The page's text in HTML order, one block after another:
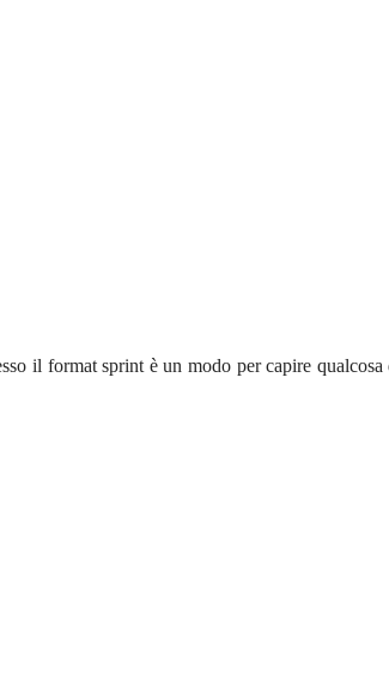
il format sprint è un modo per capire